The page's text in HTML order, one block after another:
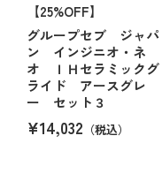
【25%OFF】
グループセブ ジャパ
ン インジニオ・ネ
オ ＩＨセラミックグ
ライド アースグレ
ー セット３
¥14,032 （税込）